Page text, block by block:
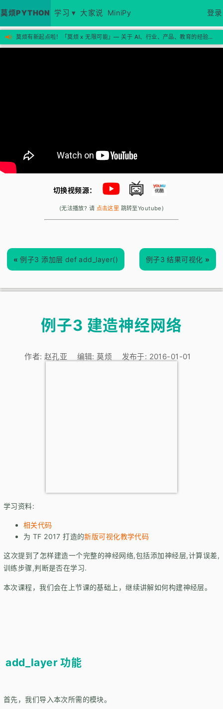
莫烦PYTHON 学习 ▾ 大家说 MiniPy 登录
📢 莫烦有新起点啦！「莫烦 x 无限可能」— 关于 AI、行业、产品、教育的经验思考，欢迎来新站看看 →
切换视频源：
(无法播放? 请 点击这里 跳转至Youtube)
« 例子3 添加层 def add_layer() 例子3 结果可视化 »
例子3 建造神经网络
作者: 赵孔亚 编辑:莫烦 发布于: 2016-01-01
学习资料:
相关代码
为 TF 2017 打造的新版可视化教学代码
这次提到了怎样建造一个完整的神经网络,包括添加神经层,计算误差,
训练步骤,判断是否在学习.
本次课程，我们会在上节课的基础上，继续讲解如何构建神经层。
add_layer 功能
首先，我们导入本次所需的模块。